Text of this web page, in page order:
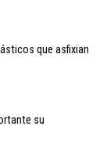
que asfixian
su